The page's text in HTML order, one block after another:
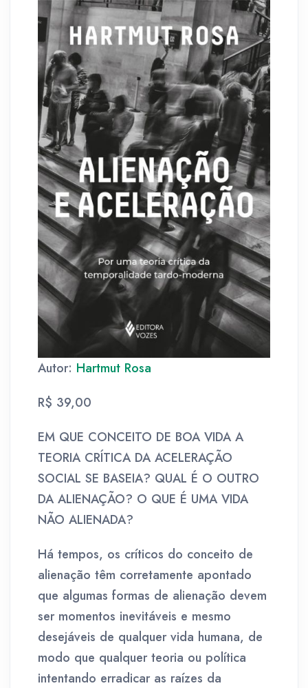
Autor: Hartmut Rosa
R$ 39,00
EM QUE CONCEITO DE BOA VIDA A
TEORIA CRÍTICA DA ACELERAÇÃO
SOCIAL SE BASEIA? QUAL É O OUTRO
DA ALIENAÇÃO? O QUE É UMA VIDA
NÃO ALIENADA?
Há tempos, os críticos do conceito de
alienação têm corretamente apontado
que algumas formas de alienação devem
ser momentos inevitáveis e mesmo
desejáveis de qualquer vida humana, de
modo que qualquer teoria ou política
intentando erradicar as raízes da